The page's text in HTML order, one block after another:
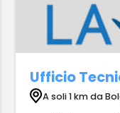
Ufficio
A soli 1 km da